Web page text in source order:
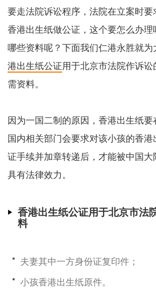
要走法院诉讼程序，法院在立案时
香港出生纸做公证，这个要怎么办
哪些资料呢？下面我们仁港永胜就
港出生纸公证用于北京市法院作诉
需资料。
因为一国二制的原因，香港出生纸要
国内相关部门会要求对该小孩的香
证手续并加章转递后，才能被中国
具有法律效力。
香港出生纸公证用于北京市法
料
夫妻其中一方身份证复印件；
小孩香港出生纸原件。